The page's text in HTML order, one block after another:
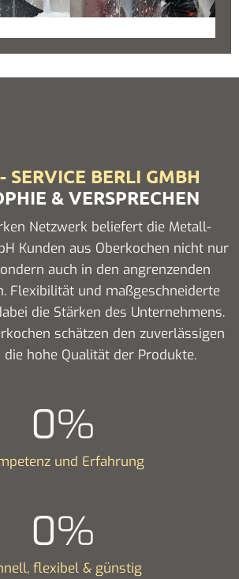
SERVICE BERLI GMBH
& VERSPRECHEN
Netzwerk beliefert die Metall-
Kunden aus Oberkochen nicht nur
auch in den angrenzenden
Flexibilität und maßgeschneiderte
die Stärken des Unternehmens.
schätzen den zuverlässigen
die hohe Qualität der Produkte.
0%
und Erfahrung
0%
flexibel & günstig